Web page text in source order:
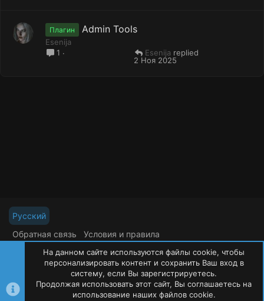
Плагин Admin Tools
Esenija
1
2 Ноя 2025
Esenija
Русский
Обратная связь
Условия и правила
Политика конфиденциальности
Помощь
R
S
S
©Oxide Россия2015-2026
На данном сайте используются файлы cookie, чтобы
персонализировать контент и сохранить Ваш вход в
систему, если Вы зарегистрируетесь.
Продолжая использовать этот сайт, Вы соглашаетесь на
использование наших файлов cookie.